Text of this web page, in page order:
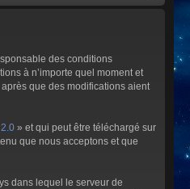
des conditions
à n’importe quel moment et
que des modifications aient
» et qui peut être téléchargé sur
que nous acceptons et que
dans lequel le serveur de